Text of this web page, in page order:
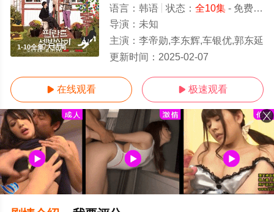
1-10全集/大结局
语言： 韩语 状态： 全10集- 免费在线观看
导演： 未知
主演： 李帝勋,李东辉,车银优,郭东延
更新时间： 2025-02-07
 在线观看  极速观看